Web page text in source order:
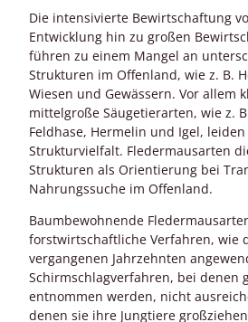
Die intensivierte Bewirtschaftung
Entwicklung hin zu großen
führen zu einem Mangel an
Strukturen im Offenland, wie z. B.
Wiesen und Gewässern. Vor allem
mittelgroße Säugetierarten, wie z.
Feldhase, Hermelin und Igel,
Strukturvielfalt. Fledermausarten
Strukturen als Orientierung bei
Nahrungssuche im Offenland.
Baumbewohnende
forstwirtschaftliche Verfahren, wie
vergangenen Jahrzehnten
Schirmschlagverfahren, bei denen
entnommen werden, nicht
denen sie ihre Jungtiere